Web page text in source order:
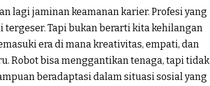
lagi jaminan keamanan karier. Profesi yang
Tapi bukan berarti kita kehilangan
era di mana kreativitas, empati, dan
Robot bisa menggantikan tenaga, tapi tidak
beradaptasi dalam situasi sosial yang